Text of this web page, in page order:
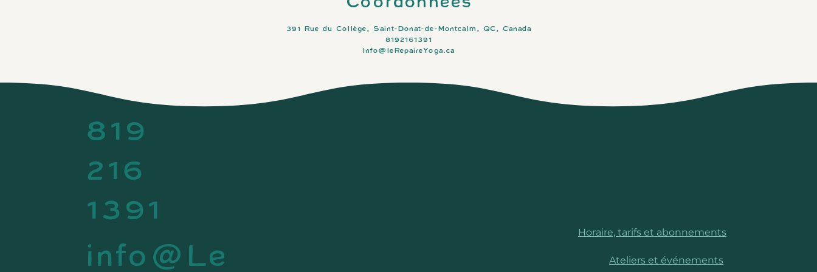
Coordonnées
391 Rue du Collège, Saint-Donat-de-Montcalm, QC, Canada
8192161391
Info@leRepaireYoga.ca
819
216
1391
info@Le
Horaire, tarifs et abonnements
Ateliers et événements